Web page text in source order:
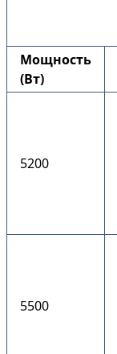
Мощность
(Вт)
5200
5500